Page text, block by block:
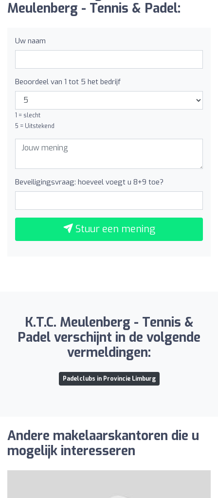
Meulenberg - Tennis & Padel:
Uw naam
Beoordeel van 1 tot 5 het bedrijf
1 = slecht
5 = Uitstekend
Beveiligingsvraag: hoeveel voegt u 8+9 toe?
Stuur een mening
K.T.C. Meulenberg - Tennis &
Padel verschijnt in de volgende
vermeldingen:
Padelclubs in Provincie Limburg
Andere makelaarskantoren die u
mogelijk interesseren